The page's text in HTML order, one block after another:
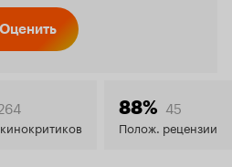
Оценить
88% 45
Полож. рецензии